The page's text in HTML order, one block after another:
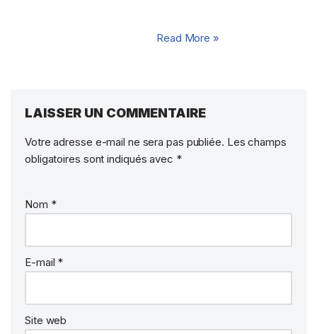
Read More »
LAISSER UN COMMENTAIRE
Votre adresse e-mail ne sera pas publiée. Les champs
obligatoires sont indiqués avec *
Nom *
E-mail *
Site web